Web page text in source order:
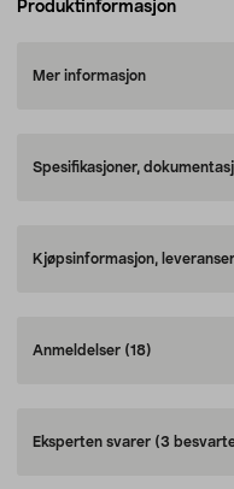
Produktinformasjon
Mer informasjon
Spesifikasjoner,
Kjøpsinformasjon,
Anmeldelser (18)
Eksperten svarer (3